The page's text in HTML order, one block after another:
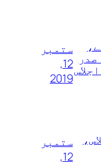
ستمبر
12,
2019
ستمبر
12,